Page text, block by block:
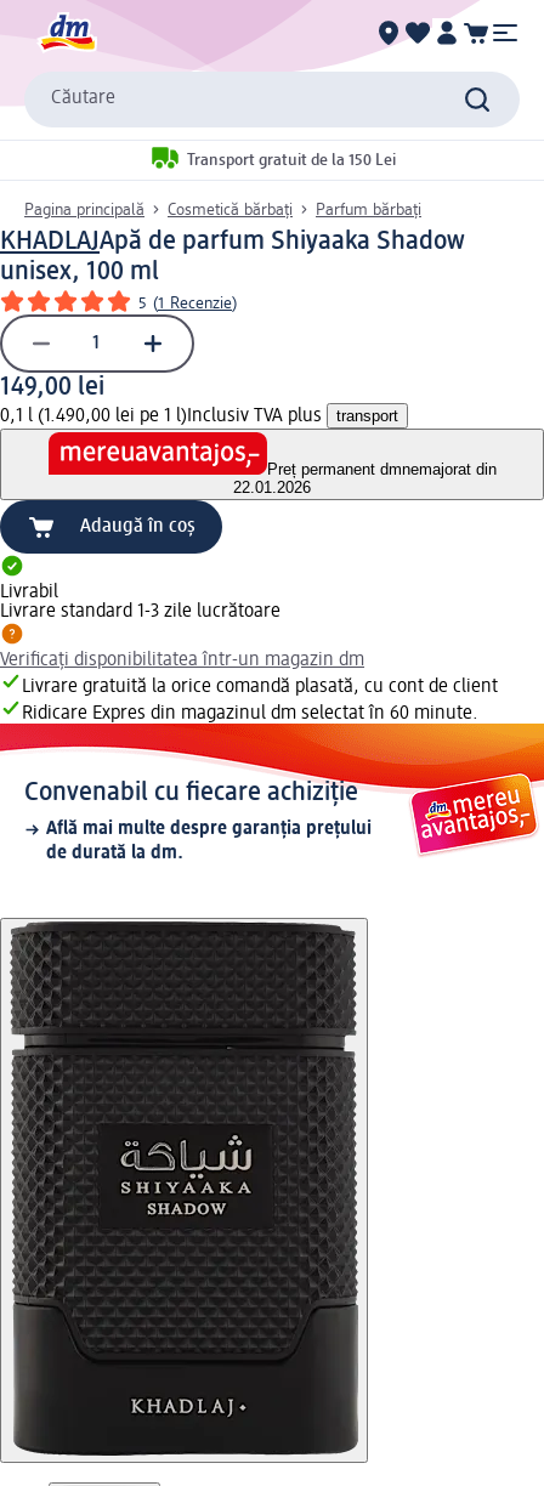
Căutare
Transport gratuit de la 150 Lei
Pagina principală Cosmetică bărbați Parfum bărbaţi
KHADLAJApă de parfum Shiyaaka Shadow
unisex, 100 ml
5 (1 Recenzie)
149,00 lei
0,1 l (1.490,00 lei pe 1 l) Inclusiv TVA plus transport
Preț permanent dmnemajorat din
22.01.2026
Adaugă în coș
Livrabil
Livrare standard 1-3 zile lucrătoare
Verificați disponibilitatea într-un magazin dm
Livrare gratuită la orice comandă plasată, cu cont de client
Ridicare Expres din magazinul dm selectat în 60 minute.
Convenabil cu fiecare achiziție
Află mai multe despre garanția prețului
de durată la dm.